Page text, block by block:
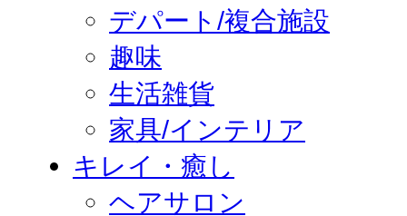
デパート/複合施設
趣味
生活雑貨
家具/インテリア
キレイ・癒し
ヘアサロン